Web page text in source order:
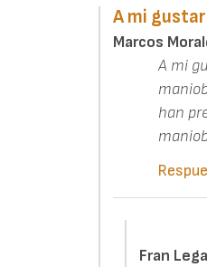
A mi
Marcos
A mi
han
Fran